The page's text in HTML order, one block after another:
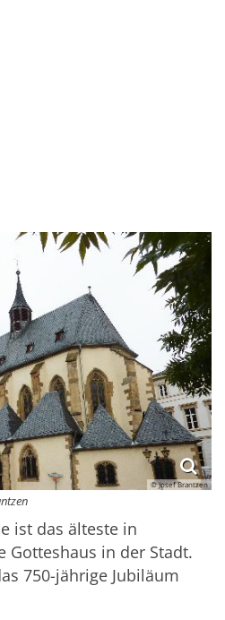
© Josef Brantzen
ist das älteste in
Gotteshaus in der Stadt.
750-jährige Jubiläum